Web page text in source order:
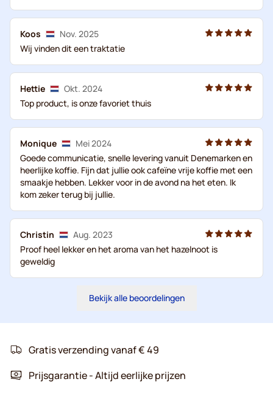
Koos
Nov. 2025
Wij vinden dit een traktatie
Hettie
Okt. 2024
Top product, is onze favoriet thuis
Monique
Mei 2024
Goede communicatie, snelle levering vanuit Denemarken en
heerlijke koffie. Fijn dat jullie ook cafeïne vrije koffie met een
smaakje hebben. Lekker voor in de avond na het eten. Ik
kom zeker terug bij jullie.
Christin
Aug. 2023
Proof heel lekker en het aroma van het hazelnoot is
geweldig
Bekijk alle beoordelingen
Gratis verzending vanaf € 49
Prijsgarantie - Altijd eerlijke prijzen